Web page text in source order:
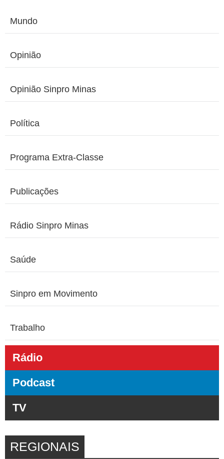
Mundo
Opinião
Opinião Sinpro Minas
Política
Programa Extra-Classe
Publicações
Rádio Sinpro Minas
Saúde
Sinpro em Movimento
Trabalho
Rádio
Podcast
TV
REGIONAIS